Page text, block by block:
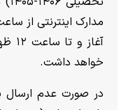
خواهد داشت.
در صورت عدم ارسال